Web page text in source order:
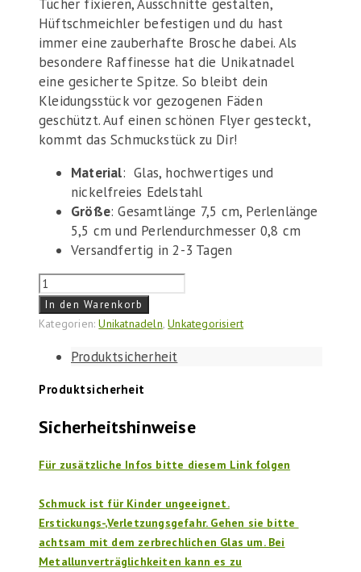
Tücher fixieren, Ausschnitte gestalten,
Hüftschmeichler befestigen und du hast
immer eine zauberhafte Brosche dabei. Als
besondere Raffinesse hat die Unikatnadel
eine gesicherte Spitze. So bleibt dein
Kleidungsstück vor gezogenen Fäden
geschützt. Auf einen schönen Flyer gesteckt,
kommt das Schmuckstück zu Dir!
Material: Glas, hochwertiges und
nickelfreies Edelstahl
Größe: Gesamtlänge 7,5 cm, Perlenlänge
5,5 cm und Perlendurchmesser 0,8 cm
Versandfertig in 2-3 Tagen
Nadel
"Black
&
Menge
In den Warenkorb
Kategorien:Unikatnadeln,Unkategorisiert
Produktsicherheit
Produktsicherheit
Sicherheitshinweise
Für zusätzliche Infos bitte diesem Link folgen
Schmuck ist für Kinder ungeeignet.
Erstickungs-,Verletzungsgefahr. Gehen sie bitte
achtsam mit dem zerbrechlichen Glas um. Bei
Metallunverträglichkeiten kann es zu